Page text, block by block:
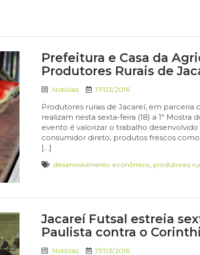
Prefeitura e Casa da
Produtores Rurais de
Notícias 17/03/2016
Produtores rurais de Jacareí, em parceria
realizam nesta sexta-feira (18) a 1ª
evento é valorizar o trabalho
consumidor direto, produtos frescos
[…]
desenvolvimento econômico produtores
Jacareí Futsal estreia
Paulista contra o
Notícias 17/03/2016